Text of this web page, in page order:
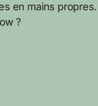
en mains propres.
?